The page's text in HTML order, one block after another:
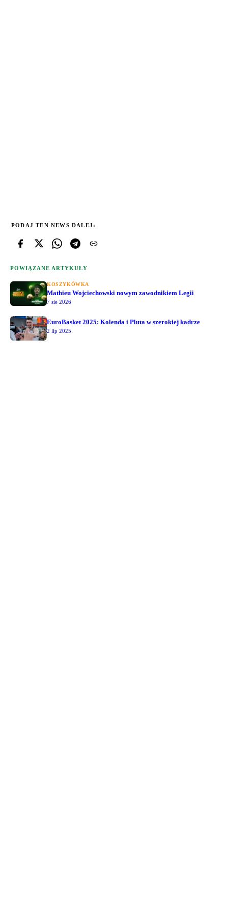
PODAJ TEN NEWS DALEJ:
POWIĄZANE ARTYKUŁY
KOSZYKÓWKA
Mathieu Wojciechowski nowym zawodnikiem Legii
7 sie 2026
EuroBasket 2025: Kolenda i Pluta w szerokiej kadrze
2 lip 2025